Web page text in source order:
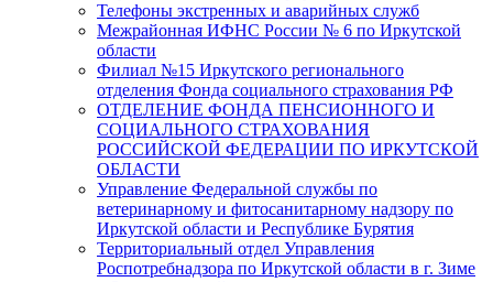
Телефоны экстренных и аварийных служб
Межрайонная ИФНС России № 6 по Иркутской
области
Филиал №15 Иркутского регионального
отделения Фонда социального страхования РФ
ОТДЕЛЕНИЕ ФОНДА ПЕНСИОННОГО И
СОЦИАЛЬНОГО СТРАХОВАНИЯ
РОССИЙСКОЙ ФЕДЕРАЦИИ ПО ИРКУТСКОЙ
ОБЛАСТИ
Управление Федеральной службы по
ветеринарному и фитосанитарному надзору по
Иркутской области и Республике Бурятия
Территориальный отдел Управления
Роспотребнадзора по Иркутской области в г. Зиме